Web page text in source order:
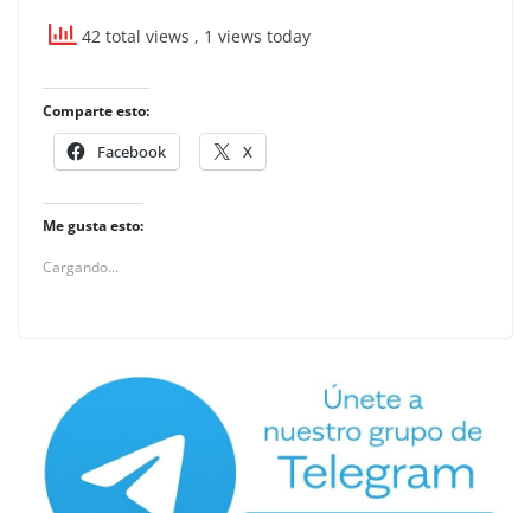
42 total views , 1 views today
Comparte esto:
Facebook X
Me gusta esto:
Cargando...